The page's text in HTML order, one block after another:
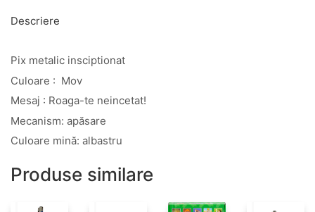
Descriere
Pix metalic insciptionat
Culoare : Mov
Mesaj : Roaga-te neincetat!
Mecanism: apăsare
Culoare mină: albastru
Produse similare